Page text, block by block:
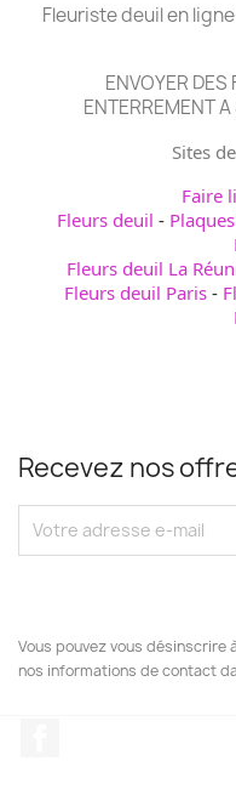
Fleuriste deuil en
ENVOYER DES
ENTERREMENT
Sites
Faire
Fleurs deuil -
Fleurs deuil La
Fleurs deuil Paris -
Recevez nos
Vous pouvez vous désinscrire
nos informations de contact